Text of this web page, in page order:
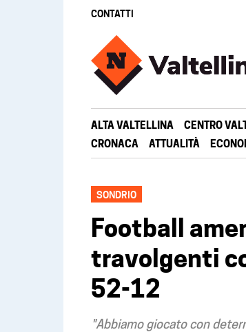
CONTATTI
ALTA VALTELLINA CENTRO
CRONACA
ATTUALITÀ
SONDRIO
Football
travolgenti
52-12
"Abbiamo giocato con